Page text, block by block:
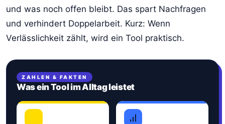
und was noch offen bleibt. Das spart Nachfragen
und verhindert Doppelarbeit. Kurz: Wenn
Verlässlichkeit zählt, wird ein Tool praktisch.
ZAHLEN & FAKTEN
Was ein Tool im Alltag leistet